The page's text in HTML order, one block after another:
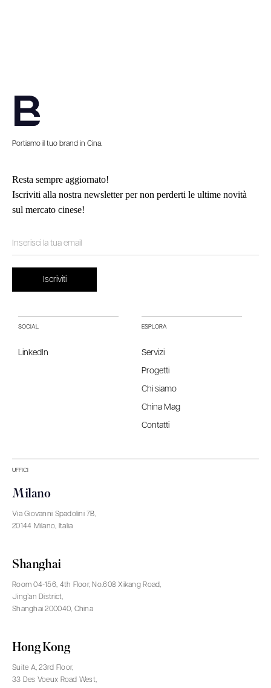
Portiamo il tuo brand in Cina.
Resta sempre aggiornato!
Iscriviti alla nostra newsletter per non perderti le ultime novità
sul mercato cinese!
SOCIAL
LinkedIn
ESPLORA
Servizi
Progetti
Chi siamo
China Mag
Contatti
UFFICI
Milano
Via Giovanni Spadolini 7B,
20144 Milano, Italia
Shanghai
Room 04-156, 4th Floor, No.608 Xikang Road,
Jing’an District,
Shanghai 200040, China
Hong Kong
Suite A, 23rd Floor,
33 Des Voeux Road West,